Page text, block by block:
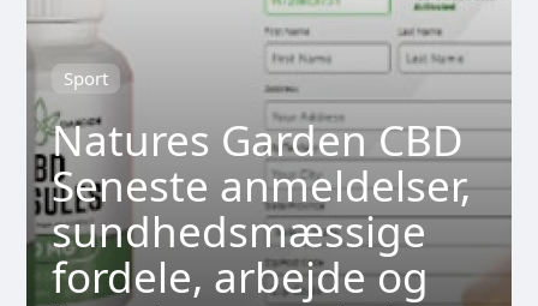
Sport
Natures Garden CBD
Seneste anmeldelser,
sundhedsmæssige
fordele, arbejde og